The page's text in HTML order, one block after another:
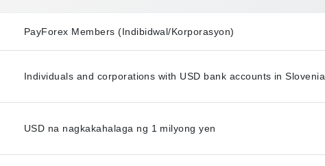
PayForex Members (Indibidwal/Korporasyon)
Individuals and corporations with USD bank accounts in Slovenia
USD na nagkakahalaga ng 1 milyong yen